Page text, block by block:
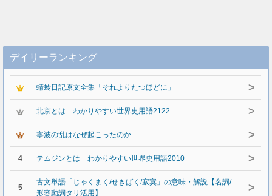
デイリーランキング
蜻蛉日記原文全集「それよりたつほどに」 >
北京とは わかりやすい世界史用語2122 >
寧波の乱はなぜ起こったのか >
4 テムジンとは わかりやすい世界史用語2010 >
5
古文単語「じゃくまく/せきばく/寂寞」の意味・解説【名詞/
形容動詞タリ活用】
>